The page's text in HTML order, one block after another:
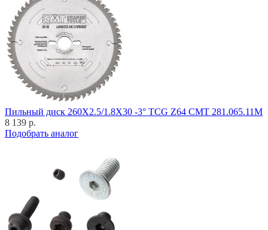
Пильный диск 260X2.5/1.8X30 -3° TCG Z64 CMT 281.065.11M
8 139 р.
Подобрать аналог